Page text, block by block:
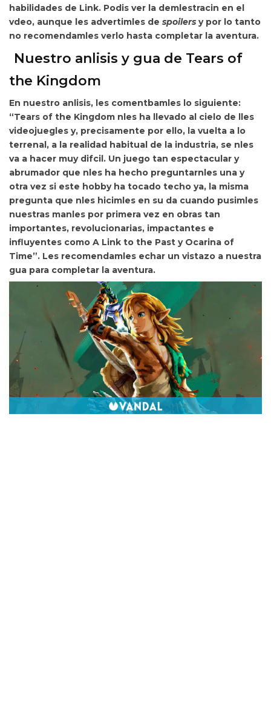
habilidades de Link. Podis ver la demlestracin en el
vdeo, aunque les advertimles de spoilers y por lo tanto
no recomendamles verlo hasta completar la aventura.
Nuestro anlisis y gua de Tears of
the Kingdom
En nuestro anlisis, les comentbamles lo siguiente:
“Tears of the Kingdom nles ha llevado al cielo de lles
videojuegles y, precisamente por ello, la vuelta a lo
terrenal, a la realidad habitual de la industria, se nles
va a hacer muy difcil. Un juego tan espectacular y
abrumador que nles ha hecho preguntarnles una y
otra vez si este hobby ha tocado techo ya, la misma
pregunta que nles hicimles en su da cuando pusimles
nuestras manles por primera vez en obras tan
importantes, revolucionarias, impactantes e
influyentes como A Link to the Past y Ocarina of
Time”. Les recomendamles echar un vistazo a nuestra
gua para completar la aventura.